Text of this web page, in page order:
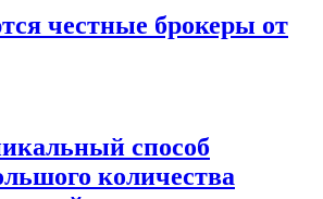
честные брокеры от
способ
количества